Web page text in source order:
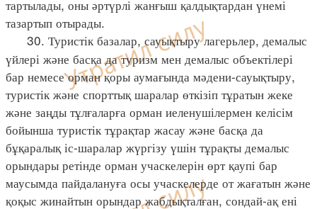
тартылады, оны әртүрлі жанғыш қалдықтардан үнемі
тазартып отырады.
30. Туристік базалар, сауықтыру лагерьлер, демалыс
үйлері және басқа да туризм мен демалыс объектілері
бар немесе орман қоры аумағында мәдени-сауықтыру,
туристік және спорттық шаралар өткізіп тұратын жеке
және заңды тұлғаларға орман иеленушілермен келісім
бойынша туристік тұрақтар жасау және басқа да
бұқаралық іс-шаралар жүргізу үшін тұрақты демалыс
орындары ретінде орман учаскелерін өрт қаупі бар
маусымда пайдалануға осы учаскелерде от жағатын және
қоқыс жинайтын орындар жабдықталған, сондай-ақ ені